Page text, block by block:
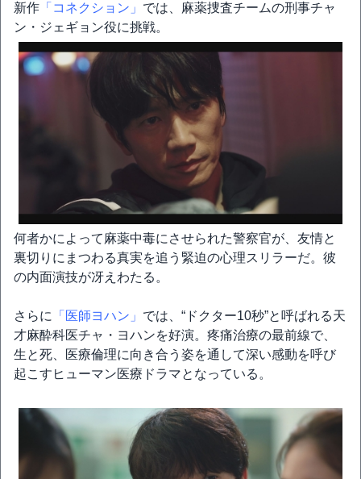
新作 「コネクション」 では、麻薬捜査チームの刑事チャ
ン・ジェギョン役に挑戦。
何者かによって麻薬中毒にさせられた警察官が、友情と
裏切りにまつわる真実を追う緊迫の心理スリラーだ。彼
の内面演技が冴えわたる。
さらに 「医師ヨハン」 では、“ドクター10秒”と呼ばれる天
才麻酔科医チャ・ヨハンを好演。疼痛治療の最前線で、
生と死、医療倫理に向き合う姿を通して深い感動を呼び
起こすヒューマン医療ドラマとなっている。